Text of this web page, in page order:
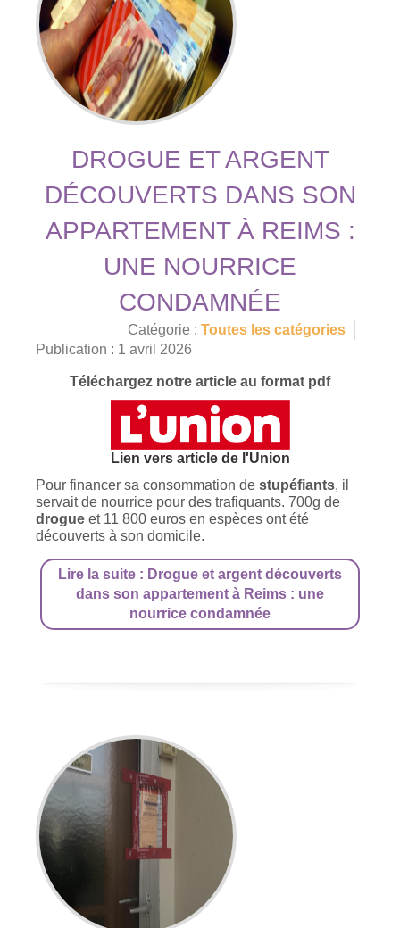
DROGUE ET ARGENT
DÉCOUVERTS DANS SON
APPARTEMENT À REIMS :
UNE NOURRICE
CONDAMNÉE
Catégorie : Toutes les catégories
Publication : 1 avril 2026
Téléchargez notre article au format pdf
Lien vers article de l'Union
Pour financer sa consommation de stupéfiants, il
servait de nourrice pour des trafiquants. 700g de
drogue et 11 800 euros en espèces ont été
découverts à son domicile.
Lire la suite : Drogue et argent découverts
dans son appartement à Reims : une
nourrice condamnée